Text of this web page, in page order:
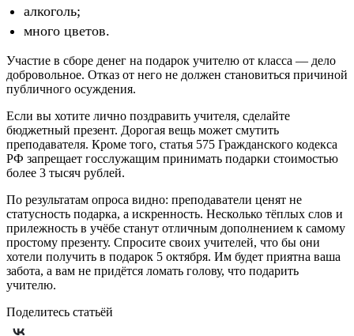
алкоголь;
много цветов.
Участие в сборе денег на подарок учителю от класса — дело
добровольное. Отказ от него не должен становиться причиной
публичного осуждения.
Если вы хотите лично поздравить учителя, сделайте
бюджетный презент. Дорогая вещь может смутить
преподавателя. Кроме того, статья 575 Гражданского кодекса
РФ запрещает госслужащим принимать подарки стоимостью
более 3 тысяч рублей.
По результатам опроса видно: преподаватели ценят не
статусность подарка, а искренность. Несколько тёплых слов и
прилежность в учёбе станут отличным дополнением к самому
простому презенту. Спросите своих учителей, что бы они
хотели получить в подарок 5 октября. Им будет приятна ваша
забота, а вам не придётся ломать голову, что подарить
учителю.
Поделитесь статьёй